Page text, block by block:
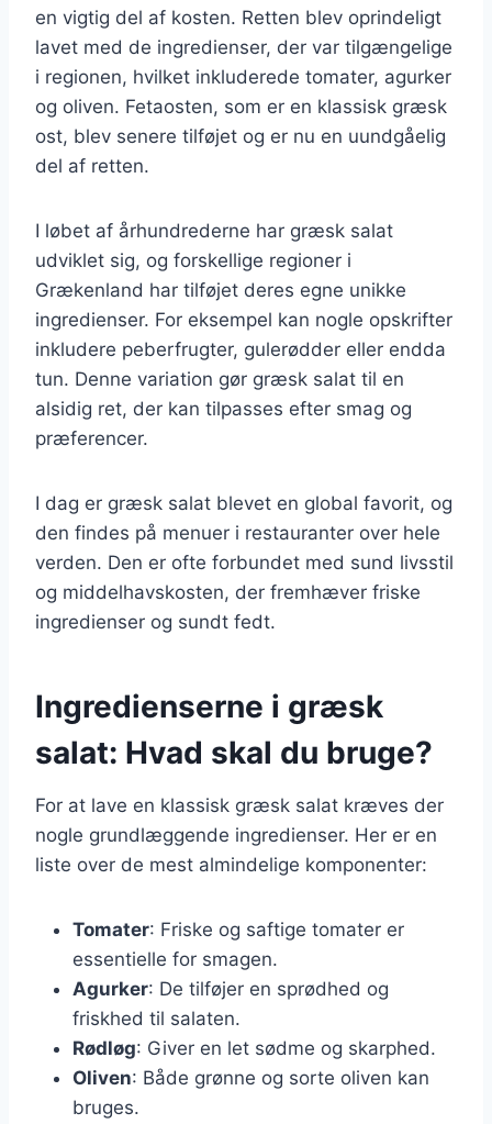
en vigtig del af kosten. Retten blev oprindeligt
lavet med de ingredienser, der var tilgængelige
i regionen, hvilket inkluderede tomater, agurker
og oliven. Fetaosten, som er en klassisk græsk
ost, blev senere tilføjet og er nu en uundgåelig
del af retten.
I løbet af århundrederne har græsk salat
udviklet sig, og forskellige regioner i
Grækenland har tilføjet deres egne unikke
ingredienser. For eksempel kan nogle opskrifter
inkludere peberfrugter, gulerødder eller endda
tun. Denne variation gør græsk salat til en
alsidig ret, der kan tilpasses efter smag og
præferencer.
I dag er græsk salat blevet en global favorit, og
den findes på menuer i restauranter over hele
verden. Den er ofte forbundet med sund livsstil
og middelhavskosten, der fremhæver friske
ingredienser og sundt fedt.
Ingredienserne i græsk
salat: Hvad skal du bruge?
For at lave en klassisk græsk salat kræves der
nogle grundlæggende ingredienser. Her er en
liste over de mest almindelige komponenter:
Tomater: Friske og saftige tomater er
essentielle for smagen.
Agurker: De tilføjer en sprødhed og
friskhed til salaten.
Rødløg: Giver en let sødme og skarphed.
Oliven: Både grønne og sorte oliven kan
bruges.